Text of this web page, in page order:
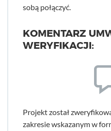
sobą połączyć.
KOMENTARZ
WERYFIKACJI:
Projekt został
zakresie wskazanym w